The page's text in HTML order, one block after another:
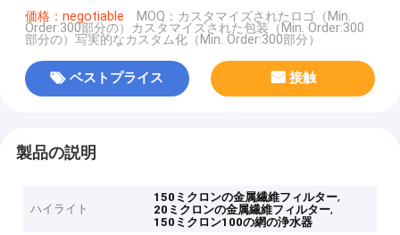
価格：negotiable MOQ：カスタマイズされたロゴ（Min.
Order:300部分の）カスタマイズされた包装（Min. Order:300
部分の）写実的なカスタム化（Min. Order:300部分）
ベストプライス 接触
製品の説明
ハイライト
150ミクロンの金属繊維フィルター,
20ミクロンの金属繊維フィルター,
150ミクロン100の網の浄水器